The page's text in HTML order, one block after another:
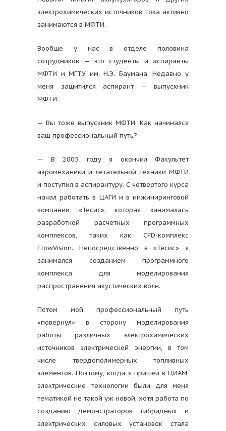
электрохимических источников тока активно
занимаются в МФТИ.
Вообще у нас в отделе половина
сотрудников — это студенты и аспиранты
МФТИ и МГТУ им. Н.Э. Баумана. Недавно у
меня защитился аспирант — выпускник
МФТИ.
— Вы тоже выпускник МФТИ. Как начинался
ваш профессиональный путь?
— В 2005 году я окончил Факультет
аэромеханики и летательной техники МФТИ
и поступил в аспирантуру. С четвертого курса
начал работать в ЦАГИ и в инжиниринговой
компании «Тесис», которая занималась
разработкой расчетных программных
комплексов, таких как CFD-комплекс
FlowVision. Непосредственно в «Тесис» я
занимался созданием программного
комплекса для моделирования
распространения акустических волн.
Потом мой профессиональный путь
«повернул» в сторону моделирования
работы различных электрохимических
источников электрической энергии, в том
числе твердополимерных топливных
элементов. Поэтому, когда я пришел в ЦИАМ,
электрические технологии были для меня
тематикой не такой уж новой, хотя работа по
созданию демонстраторов гибридных и
электрических силовых установок стала